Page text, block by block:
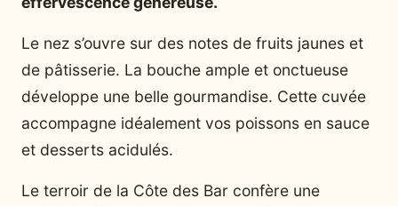
Le nez s’ouvre sur des notes de fruits jaunes et
de pâtisserie. La bouche ample et onctueuse
développe une belle gourmandise. Cette cuvée
accompagne idéalement vos poissons en sauce
et desserts acidulés.
Le terroir de la Côte des Bar confère une